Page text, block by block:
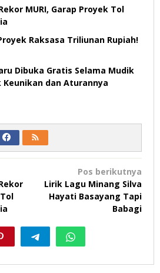
MURI, Garap Proyek Tol
Raksasa Triliunan Rupiah!
Dibuka Gratis Selama Mudik
Keunikan dan Aturannya
Pos berikutnya
Lirik Lagu Minang Silva
Hayati Basayang Tapi
Babagi